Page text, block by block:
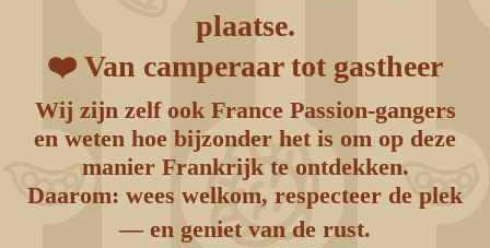
plaatse.
❤️ Van camperaar tot gastheer
Wij zijn zelf ook France Passion-gangers
en weten hoe bijzonder het is om op deze
manier Frankrijk te ontdekken.
Daarom: wees welkom, respecteer de plek
— en geniet van de rust.